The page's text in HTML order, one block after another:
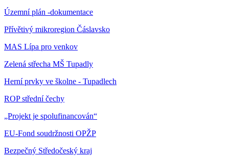
Územní plán -dokumentace
Přívětivý mikroregion Čáslavsko
MAS Lípa pro venkov
Zelená střecha MŠ Tupadly
Herní prvky ve školne - Tupadlech
ROP střední čechy
„Projekt je spolufinancován“
EU-Fond soudržnosti OPŽP
Bezpečný Středočeský kraj